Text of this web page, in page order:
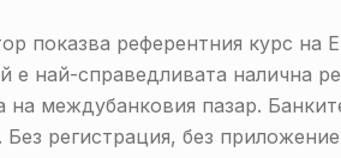
показва референтния курс
е най-справедливата налична
на междубанковия пазар.
регистрация, без